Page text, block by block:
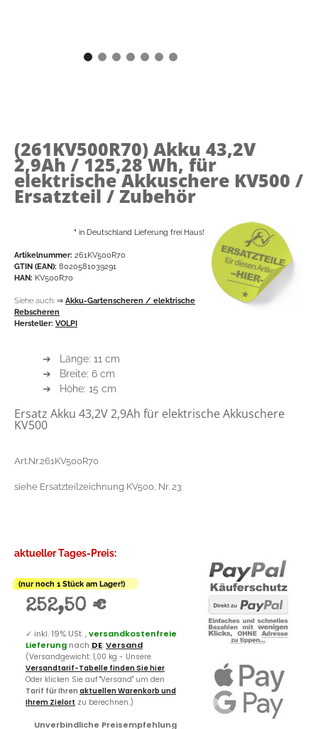
(261KV500R70) Akku 43,2V
2,9Ah / 125,28 Wh, für
elektrische Akkuschere KV500 /
Ersatzteil / Zubehör
* in Deutschland Lieferung frei Haus!
Artikelnummer: 261KV500R70
GTIN (EAN): 8020581039291
HAN: KV500R70
Siehe auch: ⇒ Akku-Gartenscheren / elektrische
Rebscheren
Hersteller: VOLPI
➔ Länge: 11 cm
➔ Breite: 6 cm
➔ Höhe: 15 cm
Ersatz Akku 43,2V 2,9Ah für elektrische Akkuschere
KV500
Art.Nr.261KV500R70
siehe Ersatzteilzeichnung KV500, Nr. 23
aktueller Tages-Preis:
(nur noch 1 Stück am Lager!)
252,50 €
✓ inkl. 19% USt. ,versandkostenfreie
Lieferung nach DE.Versand
(Versandgewicht: 1,00 kg - Unsere
Versandtarif-Tabelle finden Sie hier.
Oder klicken Sie auf "Versand" um den
Tarif für Ihren aktuellen Warenkorb und
Ihrem Zielort zu berechnen.)
Unverbindliche Preisempfehlung